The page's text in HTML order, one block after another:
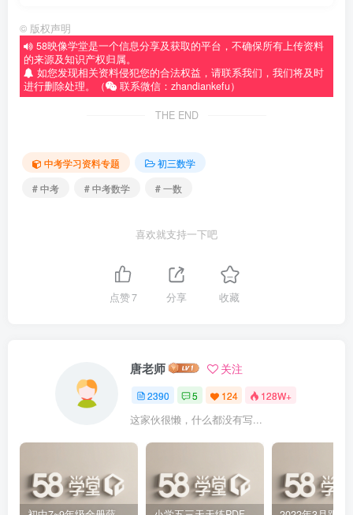
© 版权声明
58映像学堂是一个信息分享及获取的平台，不确保所有上传资料
的来源及知识产权归属。
如您发现相关资料侵犯您的合法权益，请联系我们，我们将及时
进行删除处理。（
联系微信：zhandiankefu）
THE END
中考学习资料专题
初三数学
# 中考
# 中考数学 # 一数
喜欢就支持一下吧
点赞7 分享 收藏
唐老师 关注
2390 5 124 128W+
这家伙很懒，什么都没有写...